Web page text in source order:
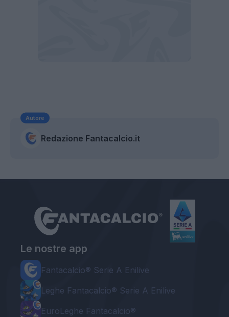
Autore
Redazione Fantacalcio.it
Le nostre app
Fantacalcio® Serie A Enilive
Leghe Fantacalcio® Serie A Enilive
EuroLeghe Fantacalcio®